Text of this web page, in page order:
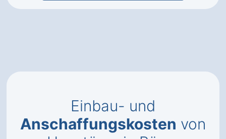
Einbau- und
Anschaffungskosten von